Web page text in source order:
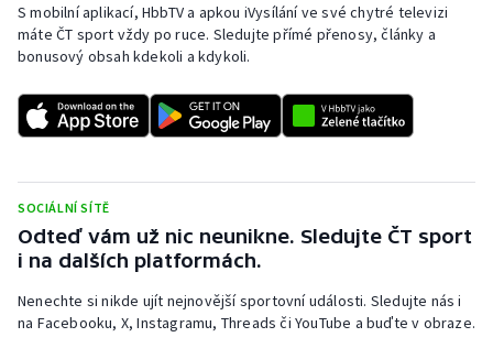
S mobilní aplikací, HbbTV a apkou iVysílání ve své chytré televizi
máte ČT sport vždy po ruce. Sledujte přímé přenosy, články a
bonusový obsah kdekoli a kdykoli.
SOCIÁLNÍ SÍTĚ
Odteď vám už nic neunikne. Sledujte ČT sport
i na dalších platformách.
Nenechte si nikde ujít nejnovější sportovní události. Sledujte nás i
na Facebooku, X, Instagramu, Threads či YouTube a buďte v obraze.